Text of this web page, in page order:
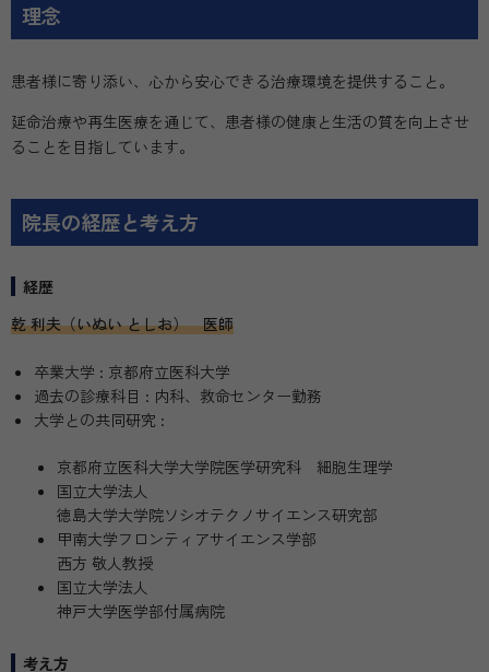
理念
患者様に寄り添い、心から安心できる治療環境を提供すること。
延命治療や再生医療を通じて、患者様の健康と生活の質を向上させ
ることを目指しています。
院長の経歴と考え方
経歴
乾 利夫（いぬい としお） 医師
卒業大学 : 京都府立医科大学
過去の診療科目 : 内科、救命センター勤務
大学との共同研究 :
京都府立医科大学大学院医学研究科 細胞生理学
国立大学法人
徳島大学大学院ソシオテクノサイエンス研究部
甲南大学フロンティアサイエンス学部
西方 敬人教授
国立大学法人
神戸大学医学部付属病院
考え方